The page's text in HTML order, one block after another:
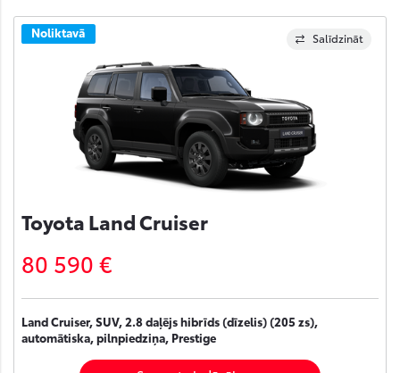
Salīdzināt
Noliktavā
Toyota Land Cruiser
80 590 €
Land Cruiser, SUV, 2.8 daļējs hibrīds (dīzelis) (205 zs),
automātiska, pilnpiedziņa, Prestige